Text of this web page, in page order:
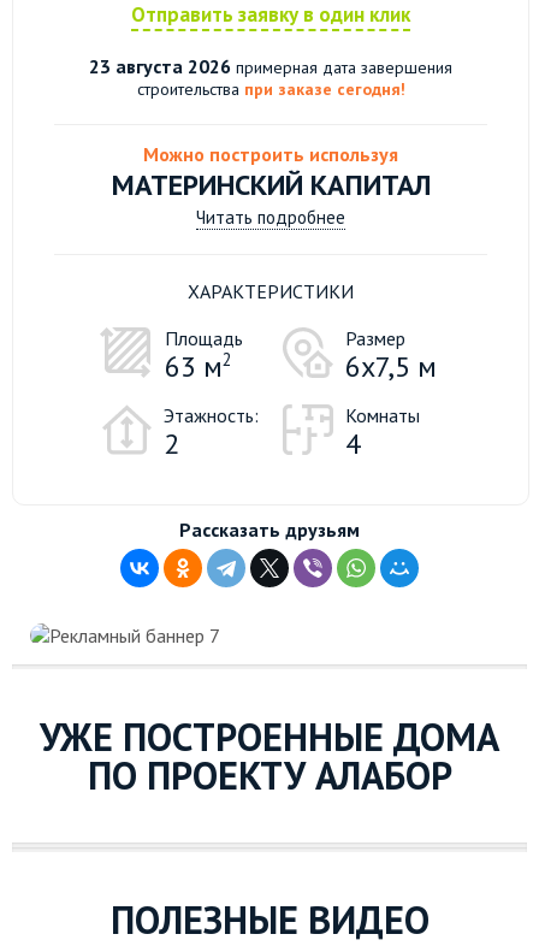
Отправить заявку в один клик
23 августа 2026 примерная дата завершения
строительства при заказе сегодня!
Можно построить используя
МАТЕРИНСКИЙ КАПИТАЛ
Читать подробнее
ХАРАКТЕРИСТИКИ
Площадь
63 м2
Размер
6х7,5 м
Этажность:
2
Комнаты
4
Рассказать друзьям
УЖЕ ПОСТРОЕННЫЕ ДОМА
ПО ПРОЕКТУ АЛАБОР
ПОЛЕЗНЫЕ ВИДЕО